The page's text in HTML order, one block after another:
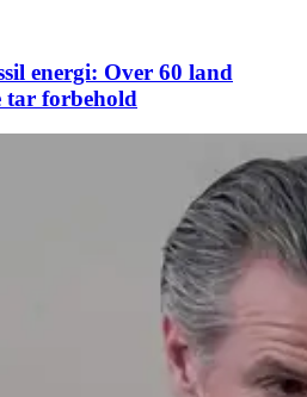
energi: Over 60 land
tar forbehold